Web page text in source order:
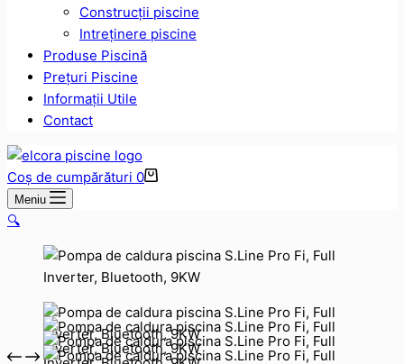
Construcții piscine
Intreținere piscine
Produse Piscină
Prețuri Piscine
Informații Utile
Contact
Coș de cumpărături 0
Meniu
🔍